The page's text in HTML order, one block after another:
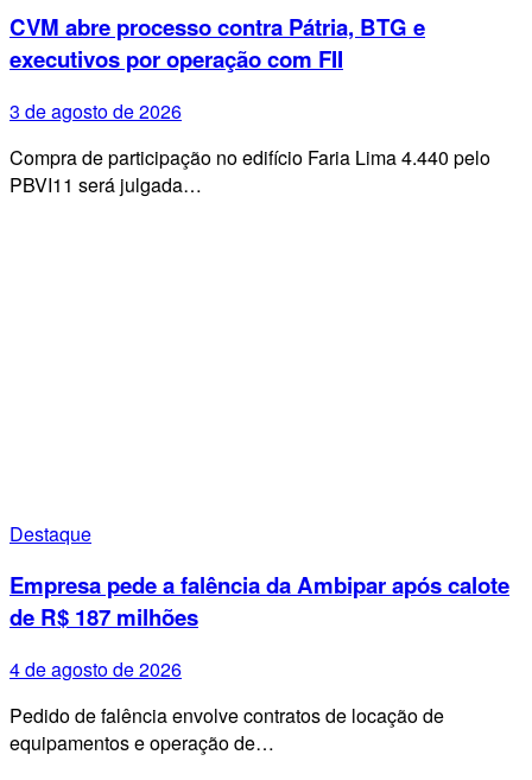
CVM abre processo contra Pátria, BTG e
executivos por operação com FII
3 de agosto de 2026
Compra de participação no edifício Faria Lima 4.440 pelo
PBVI11 será julgada…
Destaque
Empresa pede a falência da Ambipar após calote
de R$ 187 milhões
4 de agosto de 2026
Pedido de falência envolve contratos de locação de
equipamentos e operação de…